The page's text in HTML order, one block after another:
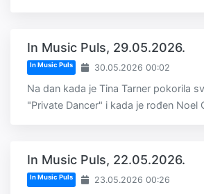
In Music Puls, 29.05.2026.
In Music Puls 30.05.2026 00:02
Na dan kada je Tina Tarner pokorila
"Private Dancer" i kada je rođen Noel
In Music Puls, 22.05.2026.
In Music Puls 23.05.2026 00:26